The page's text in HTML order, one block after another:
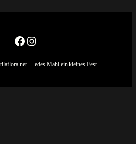
Facebook
Instagram
– Jedes Mahl ein kleines Fest